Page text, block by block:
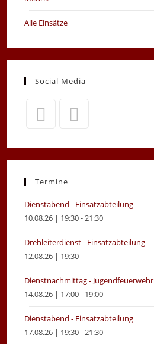
Alle Einsätze
Social Media
in
new
in
new
Termine
Dienstabend - Einsatzabteilung
10.08.26 | 19:30 - 21:30
Drehleiterdienst - Einsatzabteilung
12.08.26 | 19:30
Dienstnachmittag - Jugendfeuerwehr
14.08.26 | 17:00 - 19:00
Dienstabend - Einsatzabteilung
17.08.26 | 19:30 - 21:30